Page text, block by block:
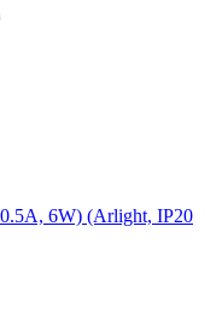
6W) (Arlight, IP20